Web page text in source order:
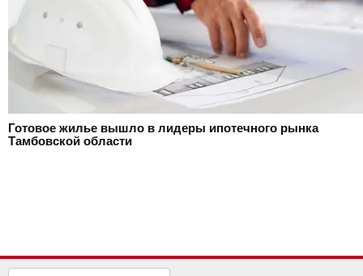
Готовое жилье вышло в лидеры ипотечного рынка
Тамбовской области